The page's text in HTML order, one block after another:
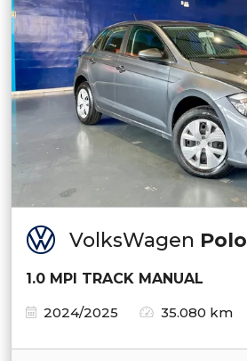
VolksWagen Polo
1.0 MPI TRACK MANUAL
2024/2025
35.080 km